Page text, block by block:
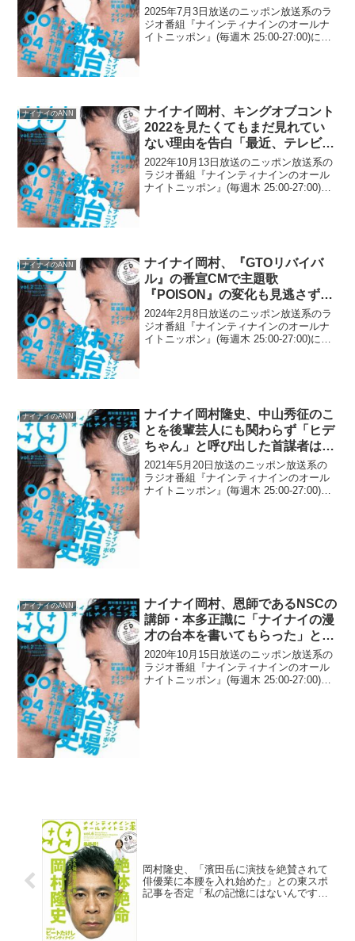
2025年7月3日放送のニッポン放送系のラ
ジオ番組『ナインティナインのオールナ
イトニッポン』(毎週木 25:00-27:00)に
ナイナイのANN
ナイナイ岡村、キングオブコント
2022を見たくてもまだ見れてい
ない理由を告白「最近、テレビ見
れないっていうか…」
2022年10月13日放送のニッポン放送系の
ラジオ番組『ナインティナインのオール
ナイトニッポン』(毎週木 25:00-27:00)に
ナイナイのANN
ナイナイ岡村、『GTOリバイバ
ル』の番宣CMで主題歌
『POISON』の変化も見逃さず
「また違う『POISON』になって
ましたね」
2024年2月8日放送のニッポン放送系のラ
ジオ番組『ナインティナインのオールナ
イトニッポン』(毎週木 25:00-27:00)に
ナイナイのANN
ナイナイ岡村隆史、中山秀征のこ
とを後輩芸人にも関わらず「ヒデ
ちゃん」と呼び出した首謀者はよ
ゐこ濱口・有野ではと語る「ヒデ
ちゃんって言おうぜって…」
2021年5月20日放送のニッポン放送系の
ラジオ番組『ナインティナインのオール
ナイトニッポン』(毎週木 25:00-27:00)に
ナイナイのANN
ナイナイ岡村、恩師であるNSCの
講師・本多正識に「ナイナイの漫
才の台本を書いてもらった」と告
白「これをまたNON STYLEの石
田に見せてんねん」
2020年10月15日放送のニッポン放送系の
ラジオ番組『ナインティナインのオール
ナイトニッポン』(毎週木 25:00-27:00)に
岡村隆史、「濱田岳に演技を絶賛されて
俳優業に本腰を入れ始めた」との東スポ
記事を否定「私の記憶にはないんですけ